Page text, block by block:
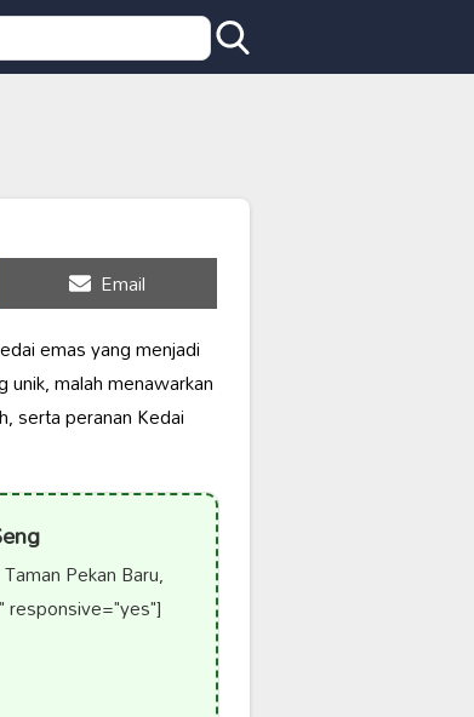
Share
on
Email
emas yang menjadi
malah menawarkan
serta peranan Kedai
Pekan Baru,
responsive="yes"]